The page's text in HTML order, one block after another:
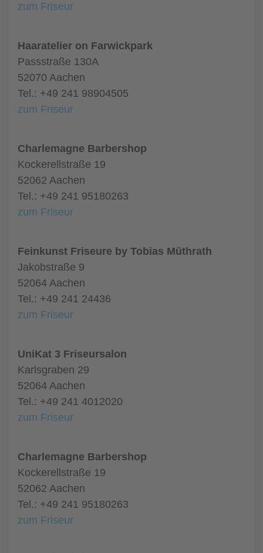
zum Friseur
Haaratelier on Farwickpark
Passstraße 130A
52070 Aachen
Tel.: +49 241 98904505
zum Friseur
Charlemagne Barbershop
Kockerellstraße 19
52062 Aachen
Tel.: +49 241 95180263
zum Friseur
Feinkunst Friseure by Tobias Müthrath
Jakobstraße 9
52064 Aachen
Tel.: +49 241 24436
zum Friseur
UniKat 3 Friseursalon
Karlsgraben 29
52064 Aachen
Tel.: +49 241 4012020
zum Friseur
Charlemagne Barbershop
Kockerellstraße 19
52062 Aachen
Tel.: +49 241 95180263
zum Friseur